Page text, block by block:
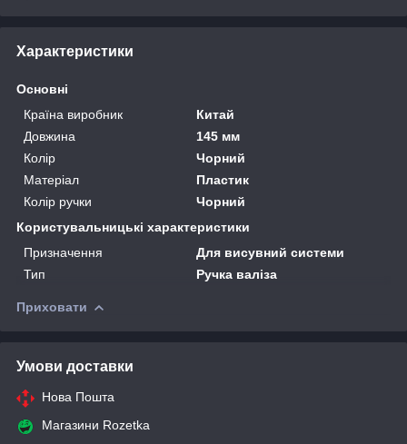
Характеристики
Основні
Країна виробник
Китай
Довжина
145 мм
Колір
Чорний
Матеріал
Пластик
Колір ручки
Чорний
Користувальницькі характеристики
Призначення
Для висувний системи
Тип
Ручка валіза
Приховати
Умови доставки
Нова Пошта
Магазини Rozetka